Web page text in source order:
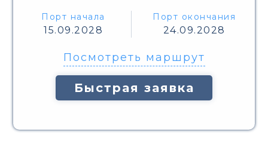
Порт начала
15.09.2028
Порт окончания
24.09.2028
Посмотреть маршрут
Быстрая заявка